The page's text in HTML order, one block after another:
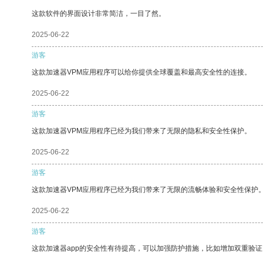
这款软件的界面设计非常简洁，一目了然。
2025-06-22
游客
这款加速器VPM应用程序可以给你提供全球覆盖和最高安全性的连接。
2025-06-22
游客
这款加速器VPM应用程序已经为我们带来了无限的隐私和安全性保护。
2025-06-22
游客
这款加速器VPM应用程序已经为我们带来了无限的流畅体验和安全性保护
2025-06-22
游客
这款加速器app的安全性有待提高，可以加强防护措施，比如增加双重验